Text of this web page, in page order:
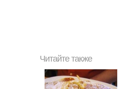
Читайте также